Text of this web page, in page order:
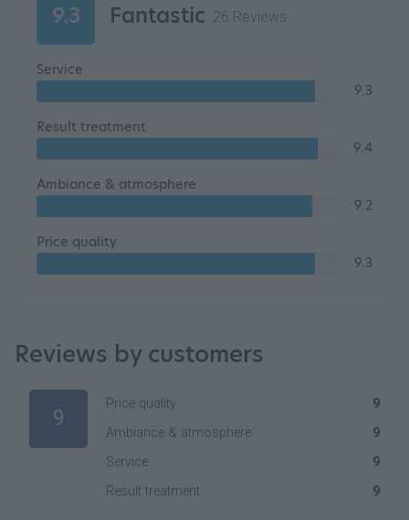
9.3 Fantastic 26 Reviews
Service
9.3
Result treatment
9.4
Ambiance & atmosphere
9.2
Price quality
9.3
Reviews by customers
9
Price quality
9
Ambiance & atmosphere
9
Service
9
Result treatment
9